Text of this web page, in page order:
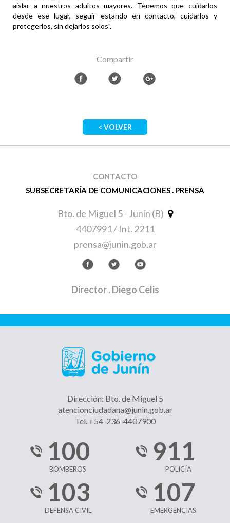
aislar a nuestros adultos mayores. Tenemos que cuidarlos
desde ese lugar, seguir estando en contacto, cuidarlos y
protegerlos, sin dejarlos solos".
Compartir
< VOLVER
CONTACTO
SUBSECRETARÍA DE COMUNICACIONES . PRENSA
Bto. de Miguel 5 - Junín (B)
4407991 / Int. 2211
prensa@junin.gob.ar
Director. Diego Celis
Dirección: Bto. de Miguel 5
atencionciudadana@junin.gob.ar
Tel. +54-236-4407900
100
BOMBEROS
911
POLICÍA
103
DEFENSA CIVIL
107
EMERGENCIAS